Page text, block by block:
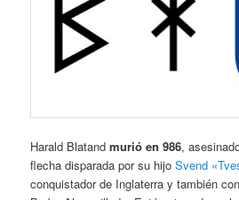
Harald Blatandmurió en 986,
flecha disparada por su hijoSvend
conquistador de Inglaterra y también